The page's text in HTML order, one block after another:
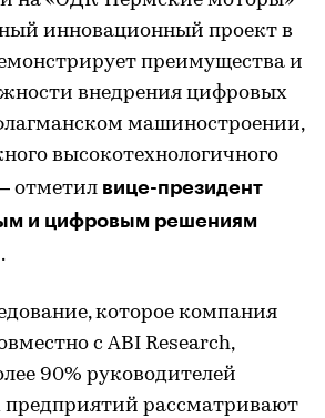
инновационный проект в
преимущества и
внедрения цифровых
машиностроении,
высокотехнологичного
отметил вице-президент
и цифровым решениям
.
которое компания
с ABI Research,
90% руководителей
рассматривают